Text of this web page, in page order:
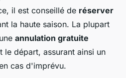
il est conseillé de réserver
la haute saison. La plupart
annulation gratuite
le départ, assurant ainsi un
cas d'imprévu.